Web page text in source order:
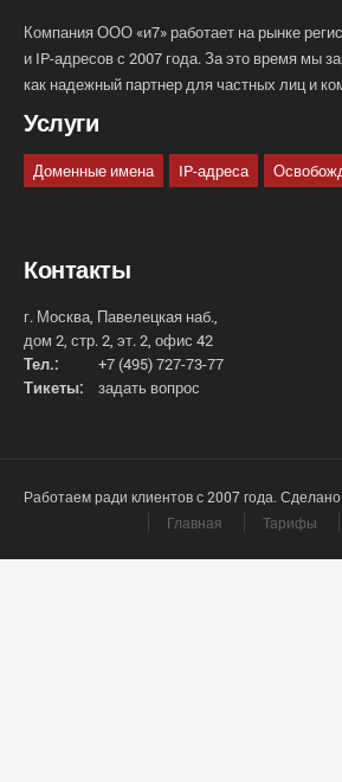
Компания ООО «и7» работает на рынке
и IP-адресов с 2007 года. За это время мы
как надежный партнер для частных лиц и
Услуги
Доменные имена IP-адреса
Контакты
г. Москва, Павелецкая наб.,
дом 2, стр. 2, эт. 2, офис 42
Тел.:
+7 (495) 727-73-77
Тикеты:
задать вопрос
Работаем ради клиентов с 2007 года. Сделано
Главная
Тарифы